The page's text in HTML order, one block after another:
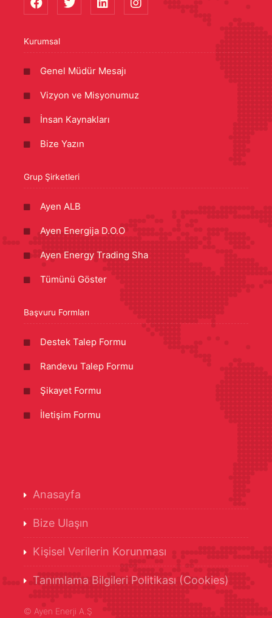
Kurumsal
Genel Müdür Mesajı
Vizyon ve Misyonumuz
İnsan Kaynakları
Bize Yazın
Grup Şirketleri
Ayen ALB
Ayen Energija D.O.O
Ayen Energy Trading Sha
Tümünü Göster
Başvuru Formları
Destek Talep Formu
Randevu Talep Formu
Şikayet Formu
İletişim Formu
Anasayfa
Bize Ulaşın
Kişisel Verilerin Korunması
Tanımlama Bilgileri Politikası (Cookies)
© Ayen Enerji A.Ş